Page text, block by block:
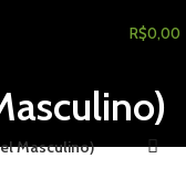
R$0,00
Masculino)